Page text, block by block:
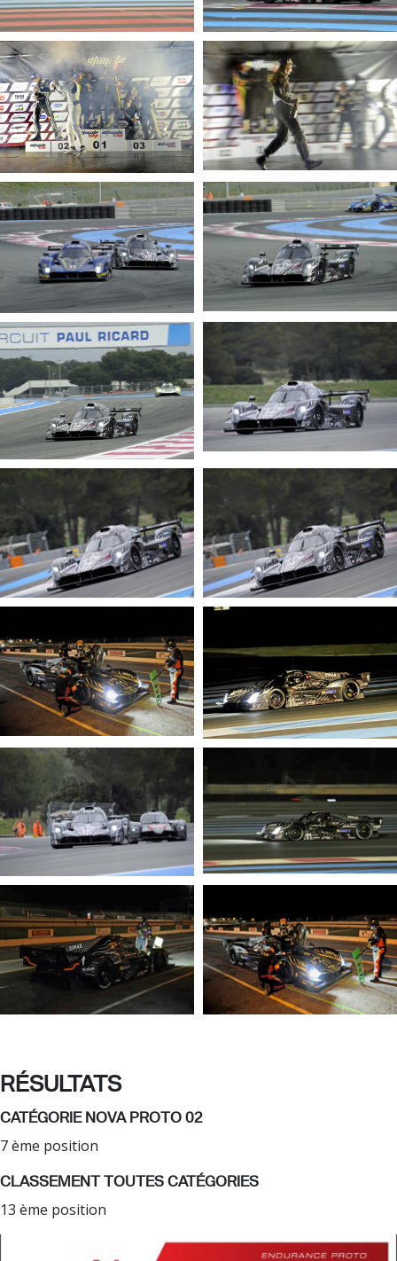
RÉSULTATS
CATÉGORIE NOVA PROTO 02
7 ème position
CLASSEMENT TOUTES CATÉGORIES
13 ème position